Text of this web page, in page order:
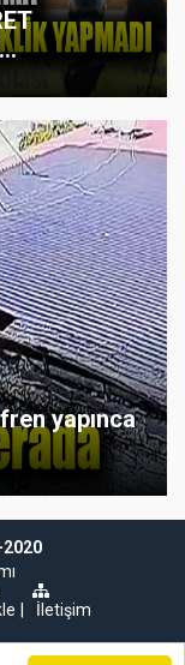
yapınca
2020
İletişim